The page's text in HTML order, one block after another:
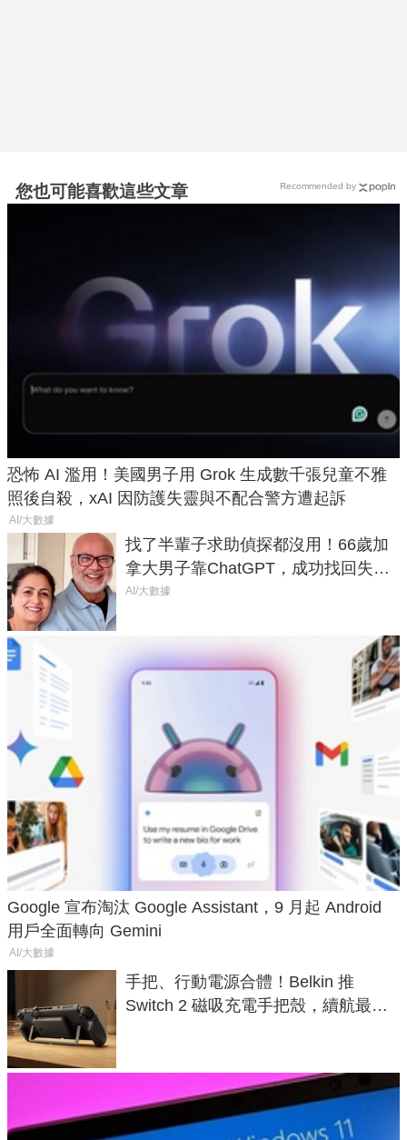
您也可能喜歡這些文章
恐怖 AI 濫用！美國男子用 Grok 生成數千張兒童不雅
照後自殺，xAI 因防護失靈與不配合警方遭起訴
AI/大數據
找了半輩子求助偵探都沒用！66歲加
拿大男子靠ChatGPT，成功找回失散
50年家人
AI/大數據
Google 宣布淘汰 Google Assistant，9 月起 Android
用戶全面轉向 Gemini
AI/大數據
手把、行動電源合體！Belkin 推
Switch 2 磁吸充電手把殼，續航最高
Recommended by